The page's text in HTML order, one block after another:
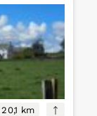
20,1 km